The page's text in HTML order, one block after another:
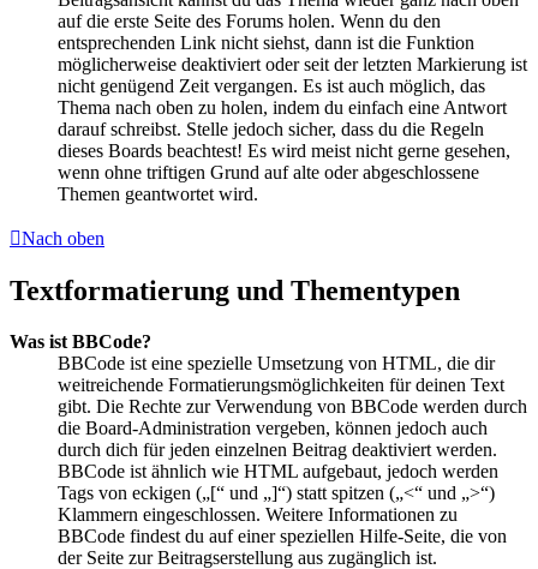
auf die erste Seite des Forums holen. Wenn du den
entsprechenden Link nicht siehst, dann ist die Funktion
möglicherweise deaktiviert oder seit der letzten Markierung ist
nicht genügend Zeit vergangen. Es ist auch möglich, das
Thema nach oben zu holen, indem du einfach eine Antwort
darauf schreibst. Stelle jedoch sicher, dass du die Regeln
dieses Boards beachtest! Es wird meist nicht gerne gesehen,
wenn ohne triftigen Grund auf alte oder abgeschlossene
Themen geantwortet wird.
Nach oben
Textformatierung und Thementypen
Was ist BBCode?
BBCode ist eine spezielle Umsetzung von HTML, die dir
weitreichende Formatierungsmöglichkeiten für deinen Text
gibt. Die Rechte zur Verwendung von BBCode werden durch
die Board-Administration vergeben, können jedoch auch
durch dich für jeden einzelnen Beitrag deaktiviert werden.
BBCode ist ähnlich wie HTML aufgebaut, jedoch werden
Tags von eckigen („[“ und „]“) statt spitzen („<“ und „>“)
Klammern eingeschlossen. Weitere Informationen zu
BBCode findest du auf einer speziellen Hilfe-Seite, die von
der Seite zur Beitragserstellung aus zugänglich ist.